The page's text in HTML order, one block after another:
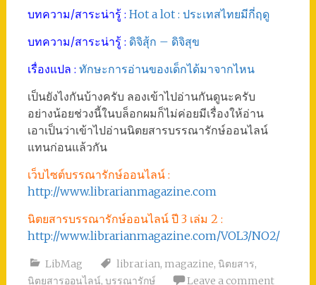
บทความ/สาระน่ารู้ : Hot a lot : ประเทสไทยมีกี่ฤดู
บทความ/สาระน่ารู้ : ดิจิสุ้ก – ดิจิสุข
เรื่องแปล : ทักษะการอ่านของเด็กได้มาจากไหน
เป็นยังไงกันบ้างครับ ลองเข้าไปอ่านกันดูนะครับ
อย่างน้อยช่วงนี้ในบล็อกผมก็ไม่ค่อยมีเรื่องให้อ่าน
เอาเป็นว่าเข้าไปอ่านนิตยสารบรรณารักษ์ออนไลน์
แทนก่อนแล้วกัน
เว็บไซต์บรรณารักษ์ออนไลน์ :
http://www.librarianmagazine.com
นิตยสารบรรณารักษ์ออนไลน์ ปี 3 เล่ม 2 :
http://www.librarianmagazine.com/VOL3/NO2/
LibMag librarian, magazine, นิตยสาร,
นิตยสารออนไลน์, บรรณารักษ์ Leave a comment